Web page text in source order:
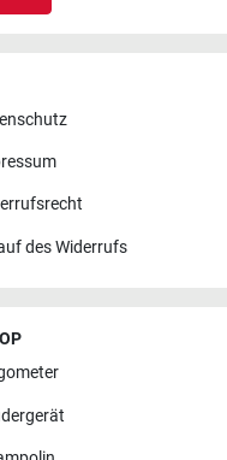
des Widerrufs